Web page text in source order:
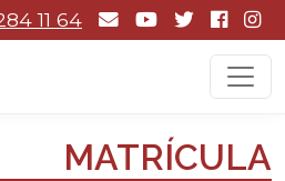
11 64
MATRÍCULA